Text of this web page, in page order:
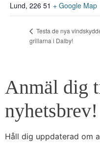
Lund, 226 51 + Google Map
Testa de nya
grillarna i Dalby!
Anmäl dig
nyhetsbrev!
Håll dig uppdaterad om